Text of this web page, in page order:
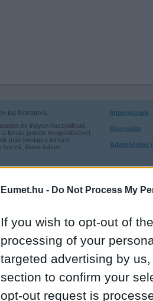
Eumet.hu - Do Not Process My
If you wish to opt-out of
processing of your
targeted advertising by
section to confirm your
opt-out request is
jog fenntartva.
és ingyen használható,
forrás pontos megjelölésével,
más honlapra történő
hozzá, illetve írásos
Impresszum
Kapcsolat
Adatvédelmi